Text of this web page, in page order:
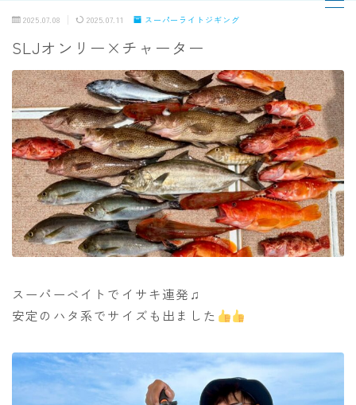
MENU
TOPページ
出船までの流れ
最新釣果
船の紹介
乗船料金
2025.07.08 2025.07.11 スーパーライトジギング
SLJオンリー×チャーター
スーパーベイトでイサキ連発♫
安定のハタ系でサイズも出ました